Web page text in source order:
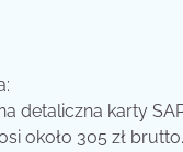
detaliczna karty
około 305 zł brutto.